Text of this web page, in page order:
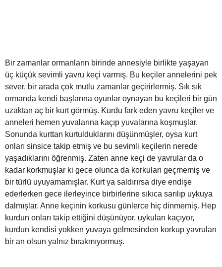
Bir zamanlar ormanların birinde annesiyle birlikte yaşayan
üç küçük sevimli yavru keçi varmış. Bu keçiler annelerini pek
sever, bir arada çok mutlu zamanlar geçirirlermiş. Sık sık
ormanda kendi başlarına oyunlar oynayan bu keçileri bir gün
uzaktan aç bir kurt görmüş. Kurdu fark eden yavru keçiler ve
anneleri hemen yuvalarına kaçıp yuvalarına koşmuşlar.
Sonunda kurttan kurtulduklarını düşünmüşler, oysa kurt
onları sinsice takip etmiş ve bu sevimli keçilerin nerede
yaşadıklarını öğrenmiş. Zaten anne keçi de yavrular da o
kadar korkmuşlar ki gece olunca da korkuları geçmemiş ve
bir türlü uyuyamamışlar. Kurt ya saldırırsa diye endişe
ederlerken gece ilerleyince birbirlerine sıkıca sarılıp uykuya
dalmışlar. Anne keçinin korkusu günlerce hiç dinmemiş. Hep
kurdun onları takip ettiğini düşünüyor, uykuları kaçıyor,
kurdun kendisi yokken yuvaya gelmesinden korkup yavruları
bir an olsun yalnız bırakmıyormuş.